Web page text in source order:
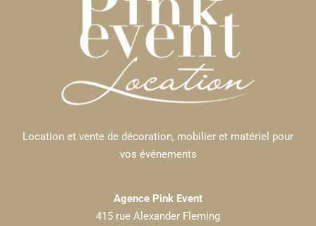
Location et vente de décoration, mobilier et matériel pour
vos événements
Agence Pink Event
415 rue Alexander Fleming